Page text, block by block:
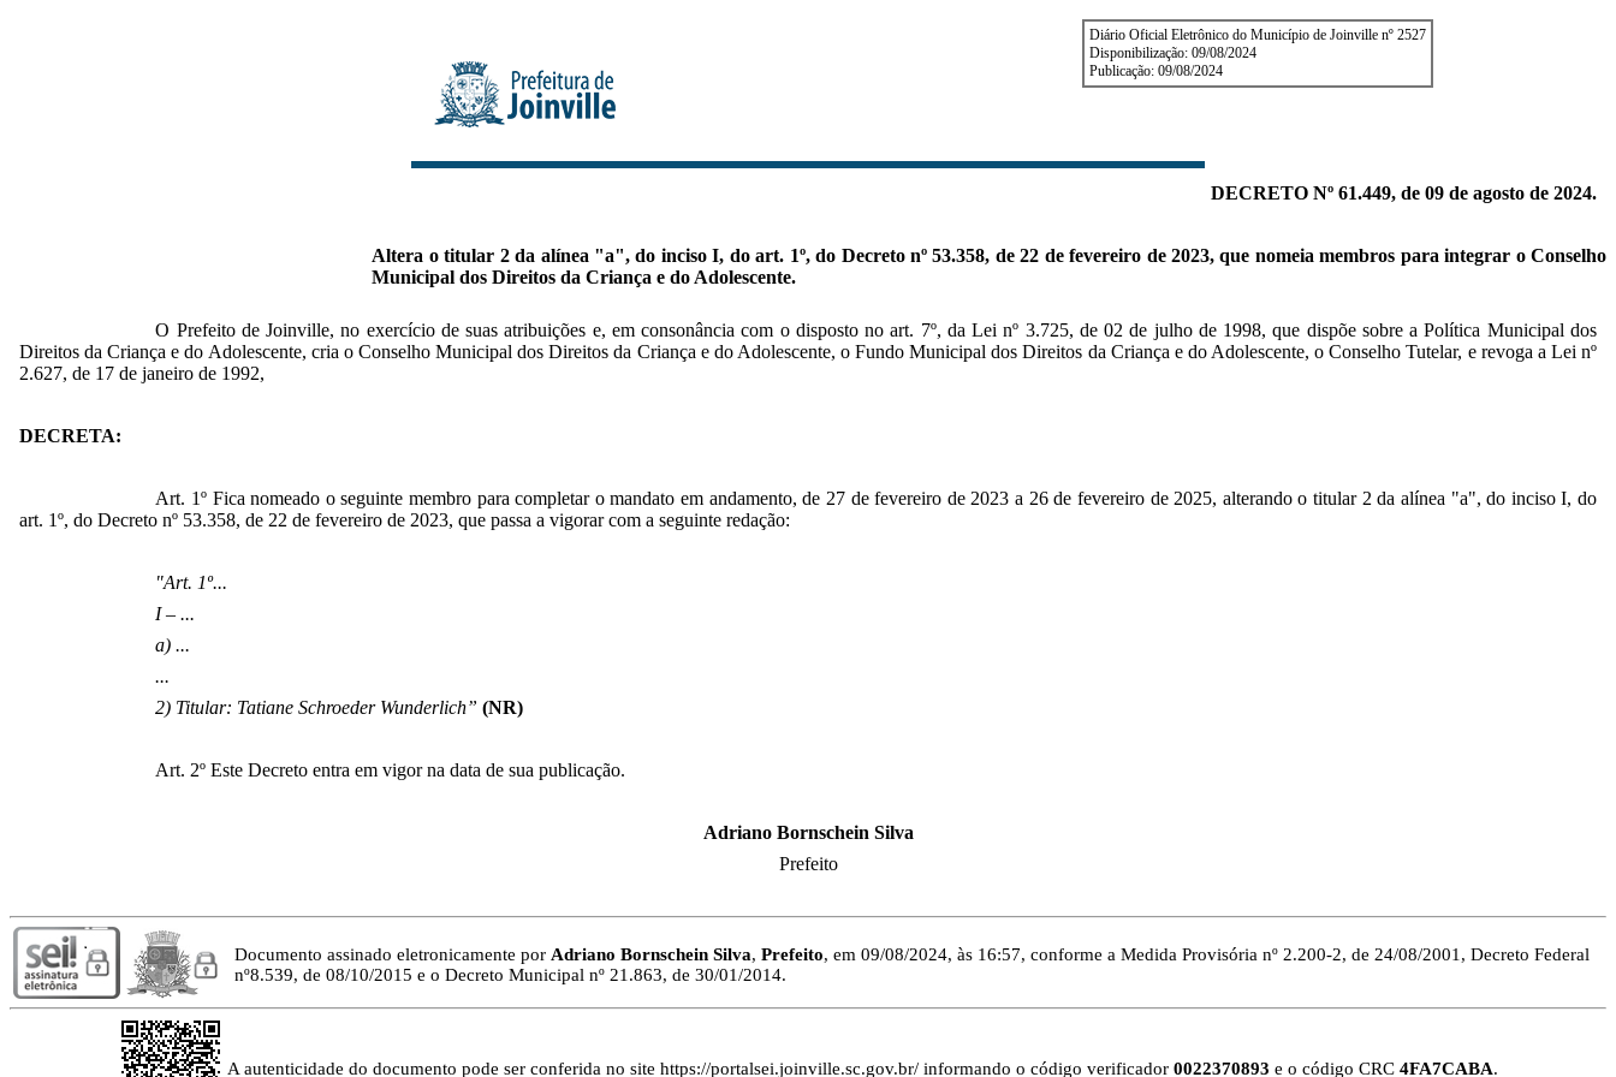
Diário Oficial Eletrônico do Município de Joinville nº 2527
Disponibilização: 09/08/2024
Publicação: 09/08/2024
DECRETO Nº 61.449, de 09 de agosto de 2024.
Altera o titular 2 da alínea "a", do inciso I, do art. 1º, do Decreto nº 53.358, de 22 de fevereiro de 2023, que nomeia membros para integrar o Conselho
Municipal dos Direitos da Criança e do Adolescente.
O Prefeito de Joinville, no exercício de suas atribuições e, em consonância com o disposto no art. 7º, da Lei nº 3.725, de 02 de julho de 1998, que dispõe sobre a Política Municipal dos
Direitos da Criança e do Adolescente, cria o Conselho Municipal dos Direitos da Criança e do Adolescente, o Fundo Municipal dos Direitos da Criança e do Adolescente, o Conselho Tutelar, e revoga a Lei nº
2.627, de 17 de janeiro de 1992,
DECRETA:
Art. 1º Fica nomeado o seguinte membro para completar o mandato em andamento, de 27 de fevereiro de 2023 a 26 de fevereiro de 2025, alterando o titular 2 da alínea "a", do inciso I, do
art. 1º, do Decreto nº 53.358, de 22 de fevereiro de 2023, que passa a vigorar com a seguinte redação:
"Art. 1º...
I – ...
a) ...
...
2) Titular: Tatiane Schroeder Wunderlich” (NR)
Art. 2º Este Decreto entra em vigor na data de sua publicação.
Adriano Bornschein Silva
Prefeito
Documento assinado eletronicamente por Adriano Bornschein Silva, Prefeito, em 09/08/2024, às 16:57, conforme a Medida Provisória nº 2.200-2, de 24/08/2001, Decreto Federal
nº8.539, de 08/10/2015 e o Decreto Municipal nº 21.863, de 30/01/2014.
A autenticidade do documento pode ser conferida no site https://portalsei.joinville.sc.gov.br/ informando o código verificador 0022370893 e o código CRC 4FA7CABA.